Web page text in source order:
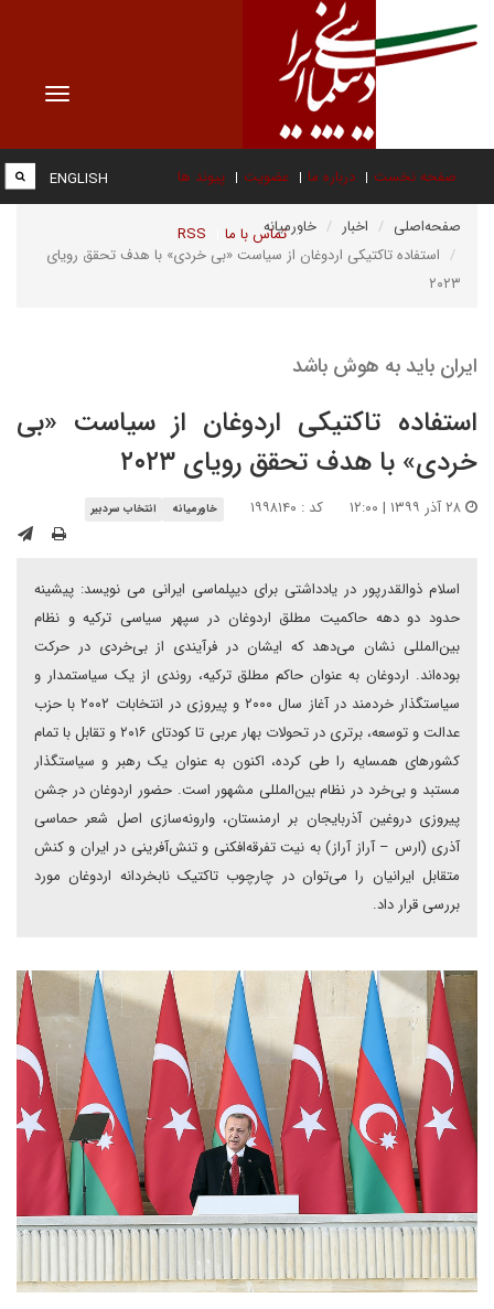
Toggle
صفحه نخست درباره ما عضویت پیوند ها
تماس با ما RSS
ENGLISH
صفحه‌اصلی اخبار
خاورمیانه
استفاده تاکتیکی اردوغان از سیاست «بی خردی» با هدف تحقق رویای
۲۰۲۳
ایران باید به هوش باشد
استفاده تاکتیکی اردوغان از سیاست «بی
خردی» با هدف تحقق رویای ۲۰۲۳
کد : ۱۹۹۸۱۴۰ خاورمیانه انتخاب سردبیر
اسلام ذوالقدرپور در یادداشتی برای دیپلماسی ایرانی می نویسد: پیشینه
حدود دو دهه حاکمیت مطلق اردوغان در سپهر سیاسی ترکیه و نظام
بین‌المللی نشان می‌دهد که ایشان در فرآیندی از بی‌خردی در حرکت
بوده‌اند. اردوغان به عنوان حاکم مطلق ترکیه، روندی از یک سیاستمدار و
سیاستگذار خردمند در آغاز سال ۲۰۰۰ و پیروزی در انتخابات ۲۰۰۲ با حزب
عدالت و توسعه، برتری در تحولات بهار عربی تا کودتای ۲۰۱۶ و تقابل با تمام
کشورهای همسایه را طی کرده، اکنون به عنوان یک رهبر و سیاستگذار
مستبد و بی‌خرد در نظام بین‌المللی مشهور است. حضور اردوغان در جشن
پیروزی دروغین آذربایجان بر ارمنستان، وارونه‌سازی اصل شعر حماسی
آذری (ارس – آراز آراز) به نیت تفرقه‌افکنی و تنش‌آفرینی در ایران و کنش
متقابل ایرانیان را می‌توان در چارچوب تاکتیک نابخردانه اردوغان مورد
بررسی قرار داد.